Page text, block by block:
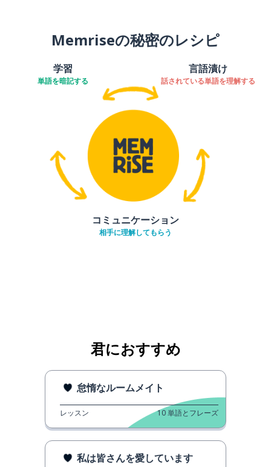
Memriseの秘密のレシピ
学習
単語を暗記する
言語漬け
話されている単語を理解する
コミュニケーション
相手に理解してもらう
君におすすめ
怠惰なルームメイト
レッスン 10単語とフレーズ
私は皆さんを愛しています